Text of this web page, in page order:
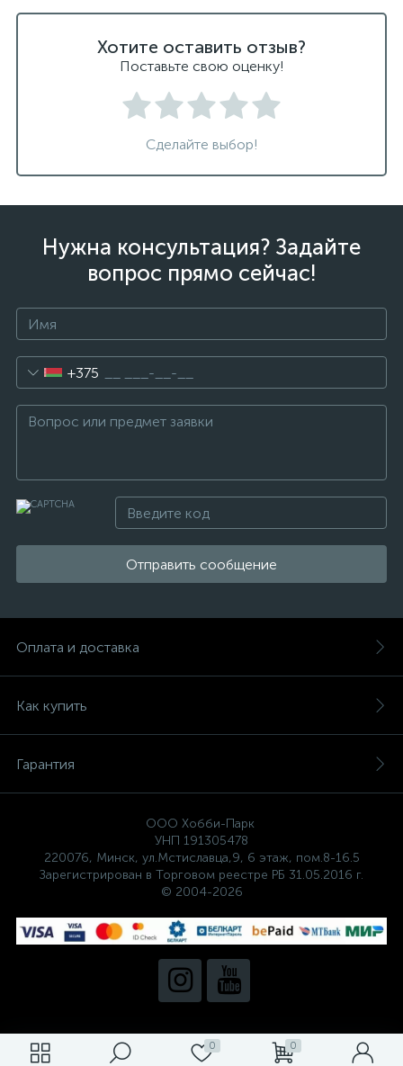
0 0
Хотите оставить отзыв?
Поставьте свою оценку!
Сделайте выбор!
Нужна консультация? Задайте
вопрос прямо сейчас!
+375
Отправить сообщение
Оплата и доставка
Как купить
Гарантия
ООО Хобби-Парк
УНП 191305478
220076, Минск, ул.Мстиславца,9, 6 этаж, пом.8-16.5
Зарегистрирован в Торговом реестре РБ 31.05.2016 г.
© 2004-2026